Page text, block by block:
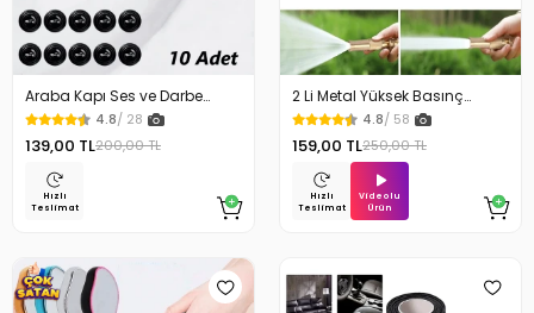
Araba Kapı Ses ve Darbe
Emici Pad 10 Adet
4.8/ 28
139,00 TL200,00 TL
Hızlı
Teslimat
2 Li Metal Yüksek Basınç
Yağmurlamalı Hortum Ucu
4.8/ 58
159,00 TL250,00 TL
Hızlı
Teslimat
Videolu
Ürün